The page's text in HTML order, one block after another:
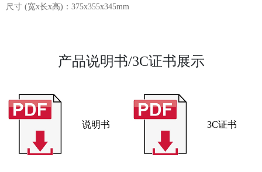
尺寸 (宽x长x高)：375x355x345mm
产品说明书/3C证书展示
说明书 3C证书